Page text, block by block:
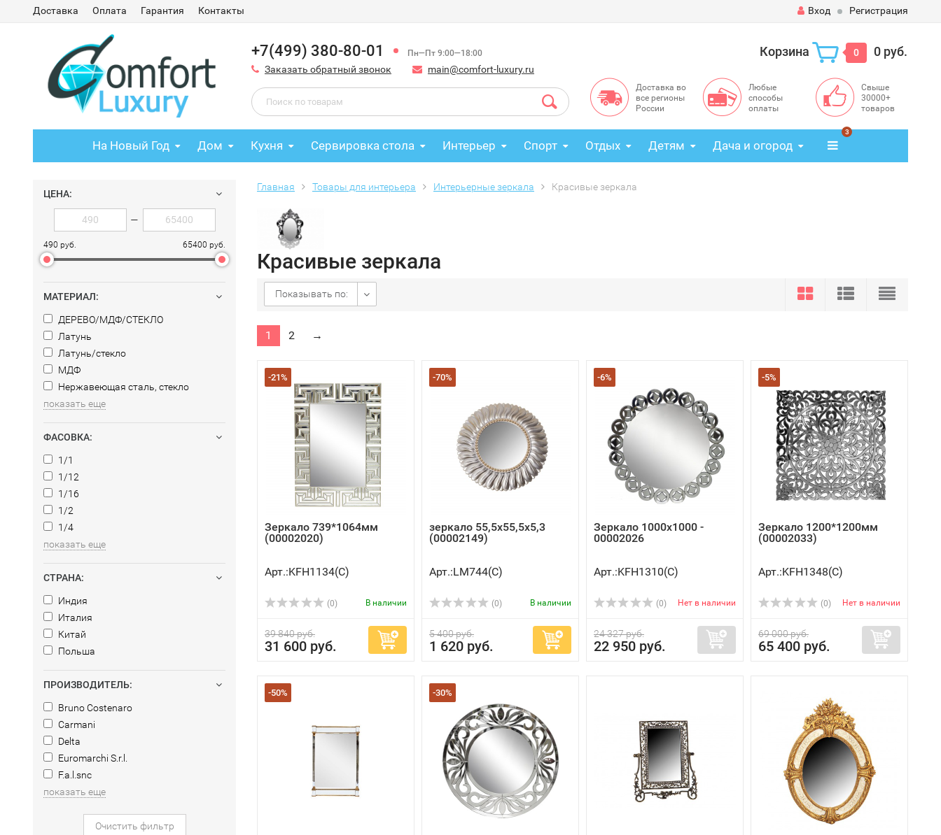
Доставка Оплата Гарантия Контакты Вход Регистрация
+7(499) 380-80-01 Пн—Пт 9:00—18:00
Заказать обратный звонок main@comfort-luxury.ru
Корзина 0 0 руб.
Доставка во
все регионы
России
Любые
способы
оплаты
Свыше
30000+
товаров
На Новый Год Дом Кухня Сервировка стола Интерьер Спорт Отдых Детям Дача и огород
3
ЦЕНА:
—
490 руб. 65400 руб.
МАТЕРИАЛ:
ДЕРЕВО/МДФ/СТЕКЛО
Латунь
Латунь/стекло
МДФ
Нержавеющая сталь, стекло
показать еще
ФАСОВКА:
1/1
1/12
1/16
1/2
1/4
показать еще
СТРАНА:
Индия
Италия
Китай
Польша
ПРОИЗВОДИТЕЛЬ:
Bruno Costenaro
Carmani
Delta
Euromarchi S.r.l.
F.a.l.snc
показать еще
Очистить фильтр
Главная Товары для интерьера Интерьерные зеркала Красивые зеркала
Красивые зеркала
Показывать по:
1 2 →
-21%
Зеркало 739*1064мм
(00002020)
Арт.:KFH1134(C)
(0) В наличии
39 840 руб.
31 600 руб.
-70%
зеркало 55,5х55,5х5,3
(00002149)
Арт.:LM744(C)
(0) В наличии
5 400 руб.
1 620 руб.
-6%
Зеркало 1000х1000 -
00002026
Арт.:KFH1310(C)
(0) Нет в наличии
24 327 руб.
22 950 руб.
-5%
Зеркало 1200*1200мм
(00002033)
Арт.:KFH1348(C)
(0) Нет в наличии
69 000 руб.
65 400 руб.
-50% -30%